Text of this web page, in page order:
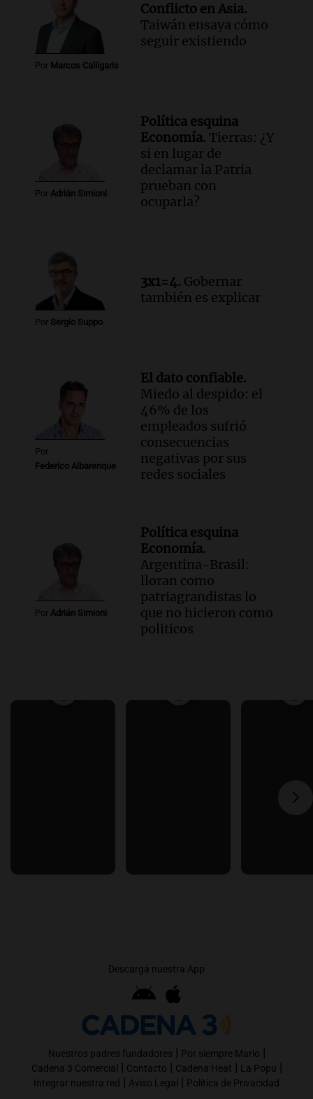
Por Marcos Calligaris
Conflicto en Asia.
Taiwán ensaya cómo
seguir existiendo
Por Adrián Simioni
Política esquina
Economía. Tierras: ¿Y
si en lugar de
declamar la Patria
prueban con
ocuparla?
Por Sergio Suppo
3x1=4. Gobernar
también es explicar
Por
Federico Albarenque
El dato confiable.
Miedo al despido: el
46% de los
empleados sufrió
consecuencias
negativas por sus
redes sociales
Por Adrián Simioni
Política esquina
Economía.
Argentina-Brasil:
lloran como
patriagrandistas lo
que no hicieron como
politicos
Descargá nuestra App
Nuestros padres fundadores | Por siempre Mario |
Cadena 3 Comercial | Contacto | Cadena Heat | La Popu |
Integrar nuestra red | Aviso Legal | Política de Privacidad